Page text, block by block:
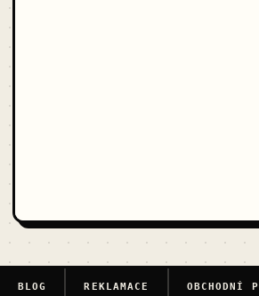
BLOG REKLAMACE OBCHODNÍ